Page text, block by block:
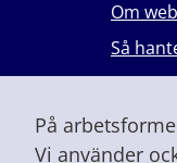
På
Vi använder
Om
Så
Lever
Vid